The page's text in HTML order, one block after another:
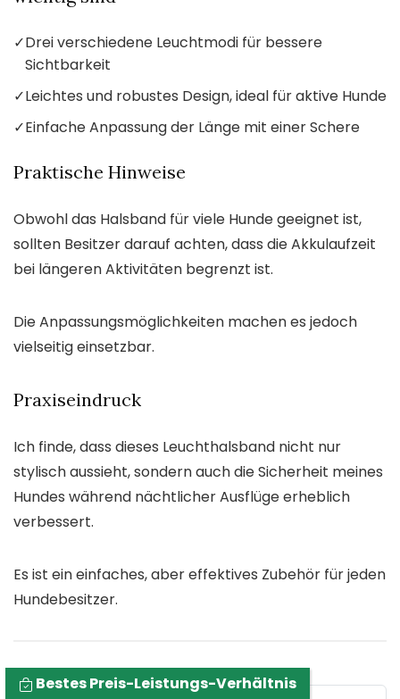
✓Drei verschiedene Leuchtmodi für bessere
Sichtbarkeit
✓Leichtes und robustes Design, ideal für aktive Hunde
✓Einfache Anpassung der Länge mit einer Schere
Praktische Hinweise
Obwohl das Halsband für viele Hunde geeignet ist,
sollten Besitzer darauf achten, dass die Akkulaufzeit
bei längeren Aktivitäten begrenzt ist.
Die Anpassungsmöglichkeiten machen es jedoch
vielseitig einsetzbar.
Praxiseindruck
Ich finde, dass dieses Leuchthalsband nicht nur
stylisch aussieht, sondern auch die Sicherheit meines
Hundes während nächtlicher Ausflüge erheblich
verbessert.
Es ist ein einfaches, aber effektives Zubehör für jeden
Hundebesitzer.
Bestes Preis-Leistungs-Verhältnis